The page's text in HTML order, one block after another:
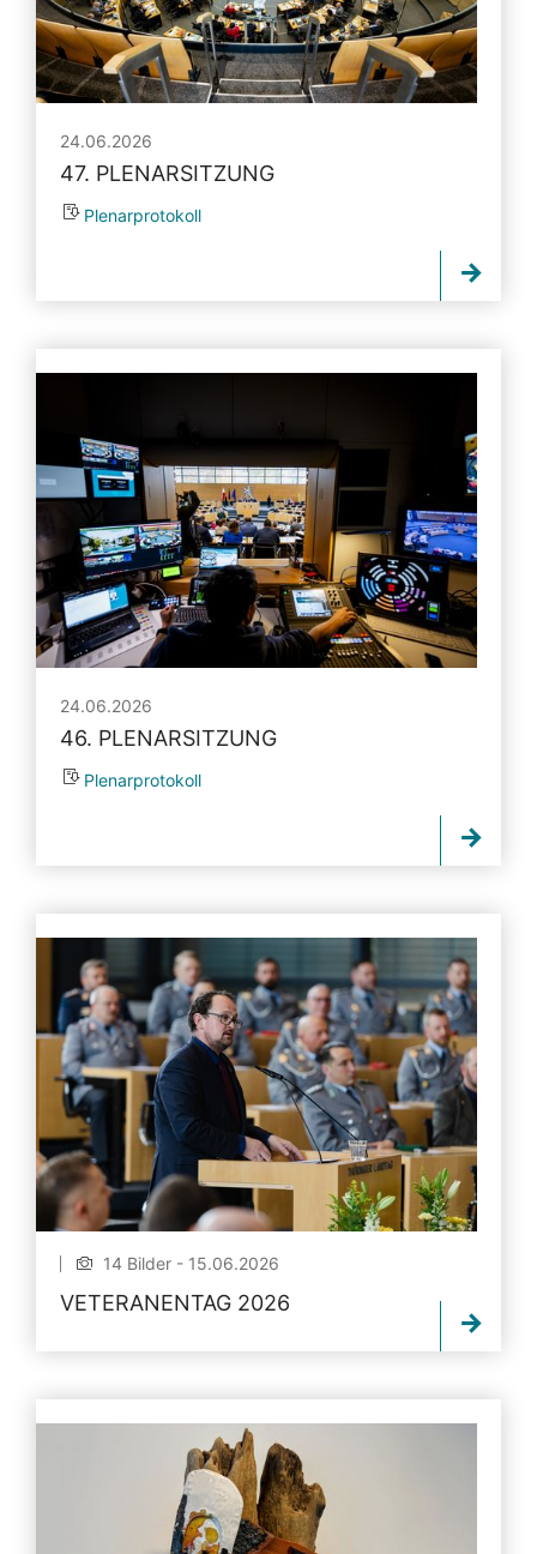
24.06.2026
47. PLENARSITZUNG
Plenarprotokoll
24.06.2026
46. PLENARSITZUNG
Plenarprotokoll
14 Bilder - 15.06.2026
VETERANENTAG 2026